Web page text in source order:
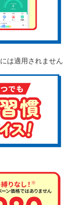
は適用されません